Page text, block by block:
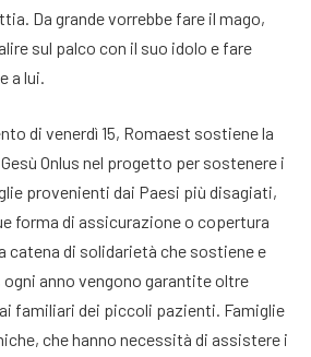
Da grande vorrebbe fare il mago,
sul palco con il suo idolo e fare
a lui.
di venerdì 15, Romaest sostiene la
Onlus nel progetto per sostenere i
provenienti dai Paesi più disagiati,
forma di assicurazione o copertura
catena di solidarietà che sostiene e
anno vengono garantite oltre
familiari dei piccoli pazienti. Famiglie
che hanno necessità di assistere i